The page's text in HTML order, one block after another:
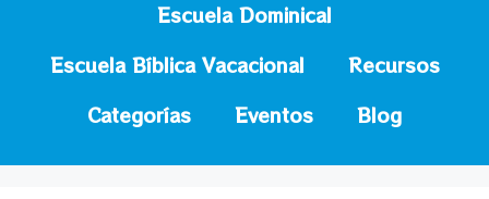
Escuela Dominical
Escuela Bíblica Vacacional
Recursos
Categorías
Eventos Blog